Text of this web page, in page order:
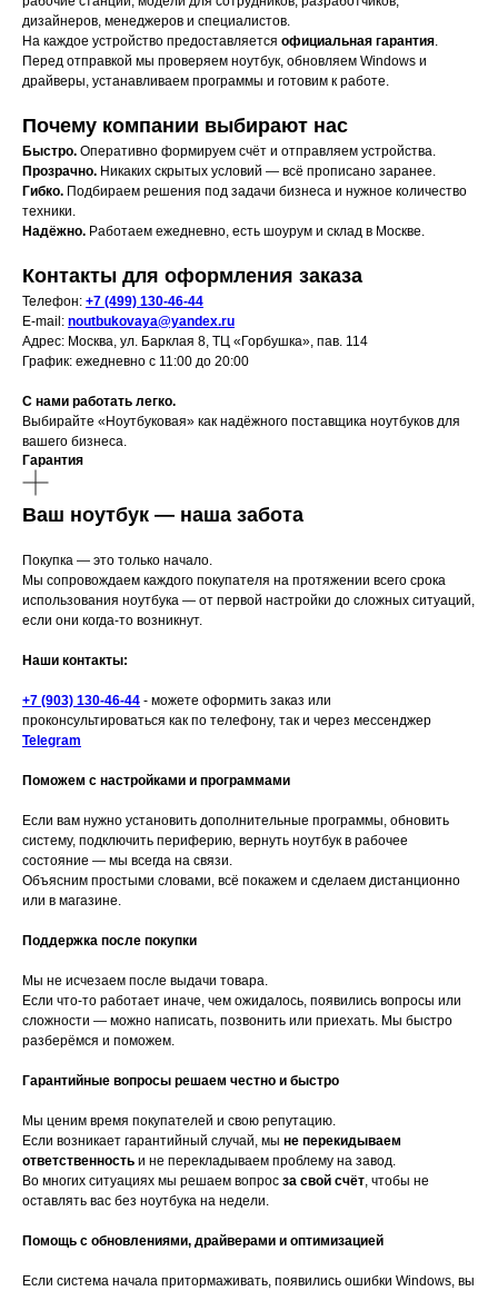
дизайнеров, менеджеров и специалистов.
На каждое устройство предоставляется официальная гарантия.
Перед отправкой мы проверяем ноутбук, обновляем Windows и
драйверы, устанавливаем программы и готовим к работе.
Почему компании выбирают нас
Быстро. Оперативно формируем счёт и отправляем устройства.
Прозрачно. Никаких скрытых условий — всё прописано заранее.
Гибко. Подбираем решения под задачи бизнеса и нужное количество
техники.
Надёжно. Работаем ежедневно, есть шоурум и склад в Москве.
Контакты для оформления заказа
Телефон: +7 (499) 130-46-44
E-mail: noutbukovaya@yandex.ru
Адрес: Москва, ул. Барклая 8, ТЦ «Горбушка», пав. 114
График: ежедневно с 11:00 до 20:00
С нами работать легко.
Выбирайте «Ноутбуковая» как надёжного поставщика ноутбуков для
вашего бизнеса.
Гарантия
Ваш ноутбук — наша забота
Покупка — это только начало.
Мы сопровождаем каждого покупателя на протяжении всего срока
использования ноутбука — от первой настройки до сложных ситуаций,
если они когда-то возникнут.
Наши контакты:
+7 (903) 130-46-44 - можете оформить заказ или
проконсультироваться как по телефону, так и через мессенджер
Telegram
Поможем с настройками и программами
Если вам нужно установить дополнительные программы, обновить
систему, подключить периферию, вернуть ноутбук в рабочее
состояние — мы всегда на связи.
Объясним простыми словами, всё покажем и сделаем дистанционно
или в магазине.
Поддержка после покупки
Мы не исчезаем после выдачи товара.
Если что-то работает иначе, чем ожидалось, появились вопросы или
сложности — можно написать, позвонить или приехать. Мы быстро
разберёмся и поможем.
Гарантийные вопросы решаем честно и быстро
Мы ценим время покупателей и свою репутацию.
Если возникает гарантийный случай, мы не перекидываем
ответственность и не перекладываем проблему на завод.
Во многих ситуациях мы решаем вопрос за свой счёт, чтобы не
оставлять вас без ноутбука на недели.
Помощь с обновлениями, драйверами и оптимизацией
Если система начала притормаживать, появились ошибки Windows, вы